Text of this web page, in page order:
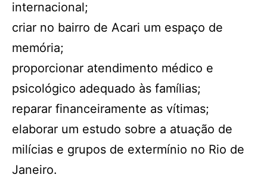
internacional;
criar no bairro de Acari um espaço de
memória;
proporcionar atendimento médico e
psicológico adequado às famílias;
reparar financeiramente as vítimas;
elaborar um estudo sobre a atuação de
milícias e grupos de extermínio no Rio de
Janeiro.